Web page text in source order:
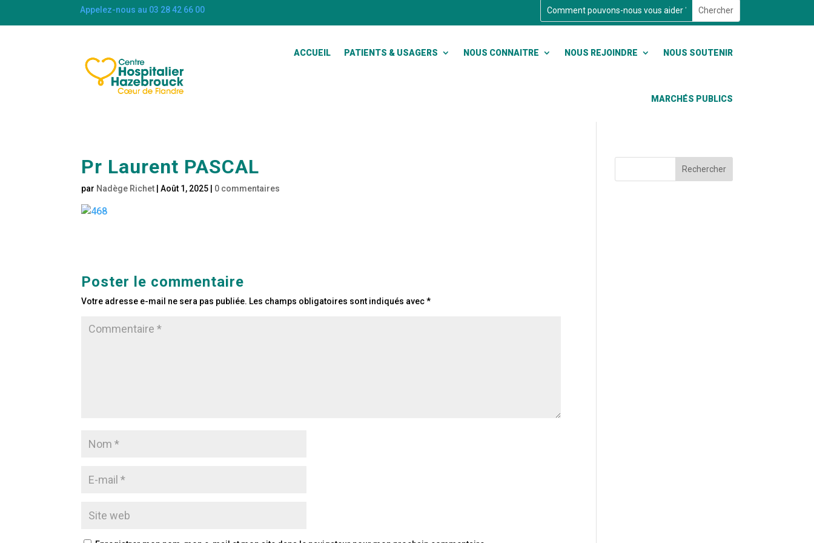
Appelez-nous au 03 28 42 66 00
ACCUEIL PATIENTS & USAGERS NOUS CONNAITRE NOUS REJOINDRE NOUS SOUTENIR
MARCHÉS PUBLICS
Pr Laurent PASCAL
par Nadège Richet |Août 1, 2025 0 commentaires
Poster le commentaire
Votre adresse e-mail ne sera pas publiée. Les champs obligatoires sont indiqués avec*
Rechercher